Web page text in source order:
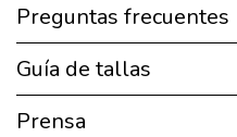
Preguntas frecuentes
Guía de tallas
Prensa